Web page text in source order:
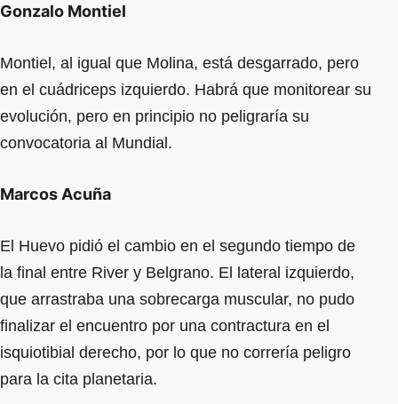
Gonzalo Montiel
Montiel, al igual que Molina, está desgarrado, pero
en el cuádriceps izquierdo. Habrá que monitorear su
evolución, pero en principio no peligraría su
convocatoria al Mundial.
Marcos Acuña
El Huevo pidió el cambio en el segundo tiempo de
la final entre River y Belgrano. El lateral izquierdo,
que arrastraba una sobrecarga muscular, no pudo
finalizar el encuentro por una contractura en el
isquiotibial derecho, por lo que no correría peligro
para la cita planetaria.